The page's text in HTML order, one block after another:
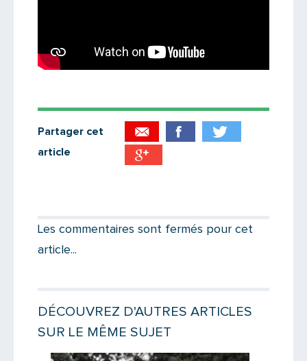
Partager cet
article
Message
Les commentaires sont fermés pour cet
article...
DÉCOUVREZ D'AUTRES ARTICLES
SUR LE MÊME SUJET